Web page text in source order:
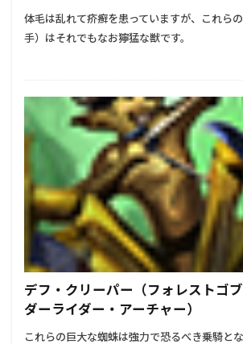
体毛は乱れて疥癬を患っていますが、これら
手）はそれでもなお獰猛な獣です。
デフ・クリーパー（フォレストゴ
ダーライダー・アーチャー）
これらの巨大な蜘蛛は強力で恐るべき乗騎と